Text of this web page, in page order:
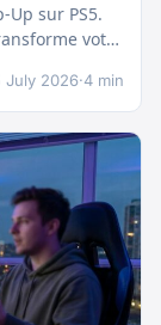
Up sur PS5.
votre
July 2026·4 min